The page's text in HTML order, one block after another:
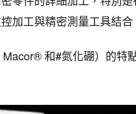
加工與精密測量工具結
和#氮化硼）的特